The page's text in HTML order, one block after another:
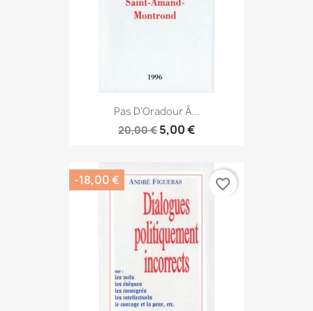
Pas D’Oradour À...
20,00 € 5,00 €
-18,00 € favorite_border